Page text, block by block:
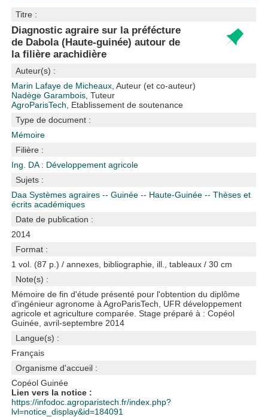
Titre :
Diagnostic agraire sur la préfécture
de Dabola (Haute-guinée) autour de
la filière arachidière
Auteur(s) :
Marin Lafaye de Micheaux , Auteur (et co-auteur)
Nadège Garambois , Tuteur
AgroParisTech , Etablissement de soutenance
Type de document :
Mémoire
Filière :
Ing. DA : Développement agricole
Sujets :
DaaSystèmes agraires -- Guinée -- Haute-Guinée -- Thèses et
écrits académiques
Date de publication :
2014
Format :
1 vol. (87 p.) / annexes, bibliographie, ill., tableaux / 30 cm
Note(s) :
Mémoire de fin d'étude présenté pour l'obtention du diplôme
d'ingénieur agronome à AgroParisTech, UFR développement
agricole et agriculture comparée. Stage préparé à : Copéol
Guinée, avril-septembre 2014
Langue(s) :
Français
Organisme d'accueil :
Copéol Guinée
Lien vers la notice :
https://infodoc.agroparistech.fr/index.php?
lvl=notice_display&id=184091